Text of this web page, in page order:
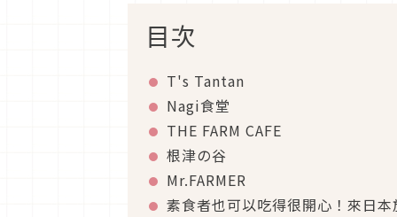
目次
T's Tantan
Nagi食堂
THE FARM CAFE
根津の谷
Mr.FARMER
素食者也可以吃得很開心！來日